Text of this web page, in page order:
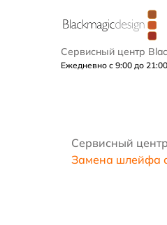
Сервисный центр
Ежедневно с 9:00 до 21:00
Сервисный
Замена шлейфа